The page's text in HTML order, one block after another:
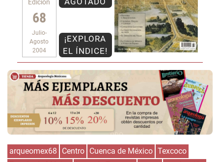
Edición
68
Julio-
Agosto
2004
¡EXPLORA
EL ÍNDICE!
arqueomex68 Centro Cuenca de México Texcoco